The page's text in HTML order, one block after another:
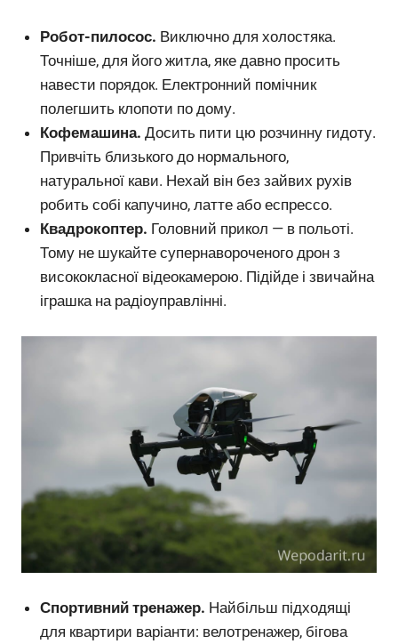
Робот-пилосос. Виключно для холостяка.
Точніше, для його житла, яке давно просить
навести порядок. Електронний помічник
полегшить клопоти по дому.
Кофемашина. Досить пити цю розчинну гидоту.
Привчіть близького до нормального,
натуральної кави. Нехай він без зайвих рухів
робить собі капучино, латте або еспрессо.
Квадрокоптер. Головний прикол — в польоті.
Тому не шукайте супернавороченого дрон з
висококласної відеокамерою. Підійде і звичайна
іграшка на радіоуправлінні.
Спортивний тренажер. Найбільш підходящі
для квартири варіанти: велотренажер, бігова